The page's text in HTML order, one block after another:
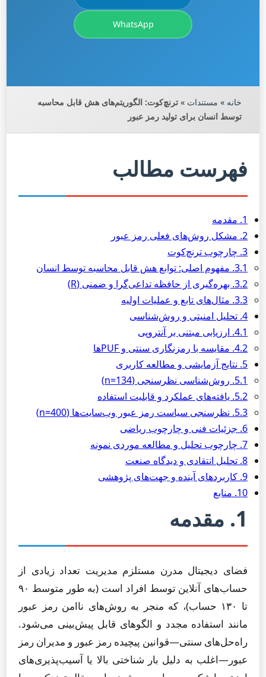
WhatsApp
خانه » مستندات » ترنچ‌کوت: الگوریتم‌های هش قابل محاسبه
توسط انسان برای تولید رمز عبور
فهرست مطالب
1. مقدمه
2. مشکل روش‌های فعلی رمز عبور
3. چارچوب ترنچ‌کوت
3.1. مفهوم اصلی: توابع هش قابل محاسبه توسط انسان
3.2. بهره‌گیری از حافظه تداعی‌گرا و ضمنی (R)
3.3. مثال‌های تابع و عملیات اولیه
4. تحلیل امنیتی و روش‌شناسی
4.1. ارزیابی مبتنی بر آنتروپی
4.2. مقایسه با رمزنگاری سنتی و PUFها
5. نتایج آزمایشی و مطالعه کاربری
5.1. روش‌شناسی نظرسنجی (n=134)
5.2. یافته‌های عملکرد و قابلیت استفاده
5.3. نظرسنجی سیاست رمز عبور وب‌سایت‌ها (n=400)
6. جزئیات فنی و چارچوب ریاضی
7. چارچوب تحلیل و مطالعه موردی نمونه
8. تحلیل انتقادی و دیدگاه صنعت
9. کاربردهای آینده و جهت‌های پژوهشی
10. منابع
1. مقدمه
فضای دیجیتال مدرن مستلزم مدیریت تعداد زیادی از
حساب‌های آنلاین توسط افراد است (به طور متوسط ۹۰
تا ۱۳۰ حساب)، که منجر به روش‌های ناامن رمز عبور
مانند استفاده مجدد و الگوهای قابل پیش‌بینی می‌شود.
راه‌حل‌های سنتی—قوانین پیچیده رمز عبور و مدیران رمز
عبور—اغلب به دلیل بار شناختی بالا یا آسیب‌پذیری‌های